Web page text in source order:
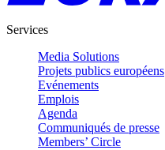
Services
Media Solutions
Projets publics européens
Evénements
Emplois
Agenda
Communiqués de presse
Members’ Circle